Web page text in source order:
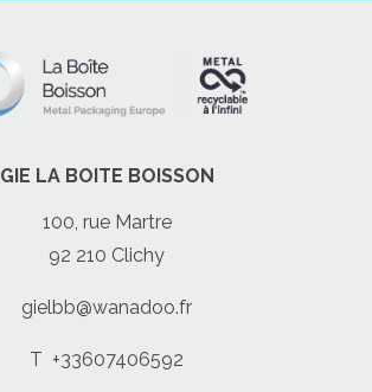
GIE LA BOITE BOISSON
100, rue Martre
92 210 Clichy
gielbb@wanadoo.fr
T +33607406592